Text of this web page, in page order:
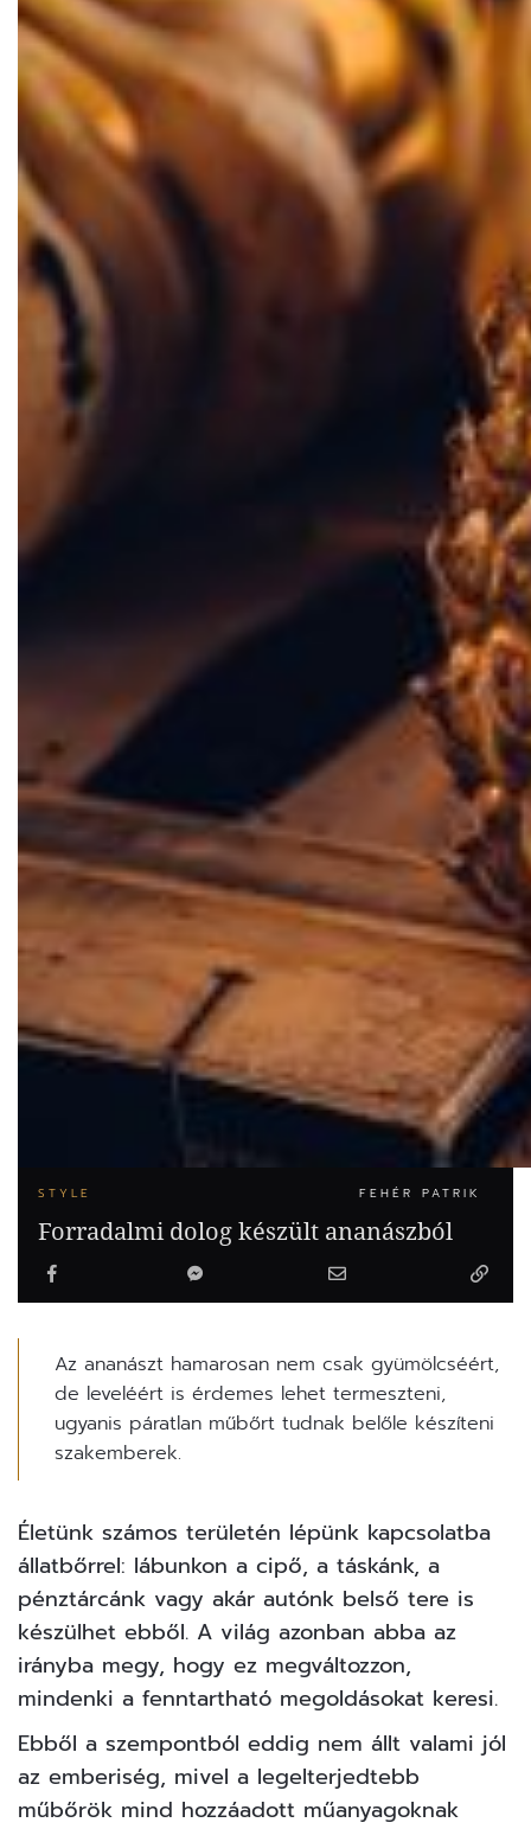
STYLE FEHÉR PATRIK
Forradalmi dolog készült ananászból
Az ananászt hamarosan nem csak gyümölcséért,
de leveléért is érdemes lehet termeszteni,
ugyanis páratlan műbőrt tudnak belőle készíteni
szakemberek.
Életünk számos területén lépünk kapcsolatba
állatbőrrel: lábunkon a cipő, a táskánk, a
pénztárcánk vagy akár autónk belső tere is
készülhet ebből. A világ azonban abba az
irányba megy, hogy ez megváltozzon,
mindenki a fenntartható megoldásokat keresi.
Ebből a szempontból eddig nem állt valami jól
az emberiség, mivel a legelterjedtebb
műbőrök mind hozzáadott műanyagoknak